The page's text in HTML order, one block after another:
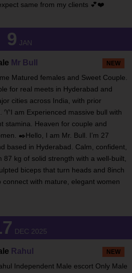
same from my clients 💕❤️
9 JAN
NEW
Mr Bull
Matured females and Sweet Couple.
for real meets in Hyderabad and
cities across India, with prior
♈I am Experienced massive bull with
stamina. Heaven for couple and
✒️Hello, I am Mr. Bull. I’m 27
based in Hyderabad. Calm, confident,
kg of solid strength with a well-built,
biceps that turn heads and 8inch
with mature, elegant women
DEC 2025
NEW
Rahul
Independent Male escort Only Male